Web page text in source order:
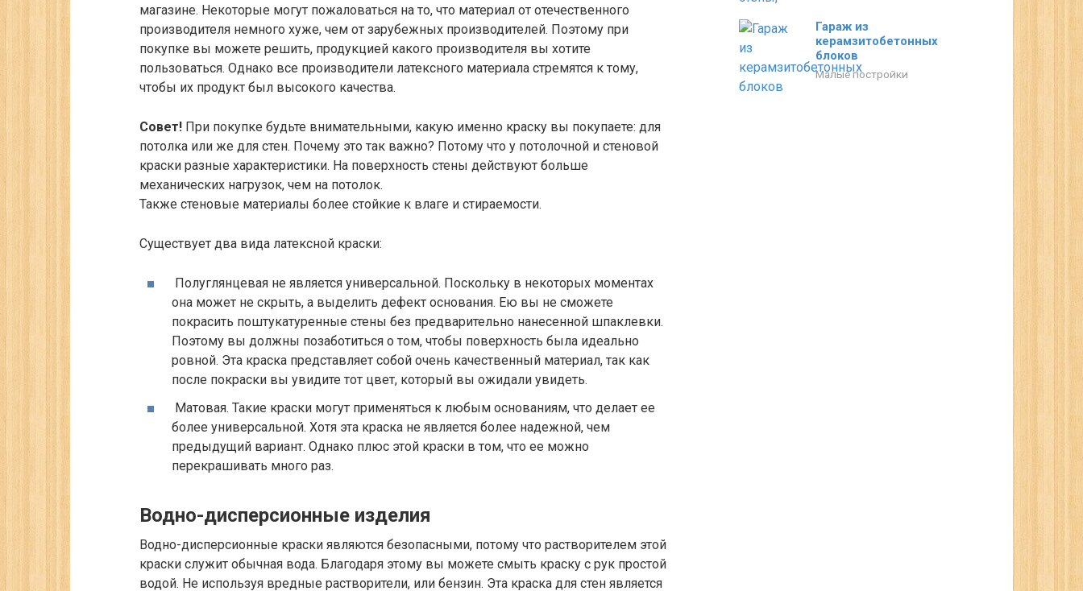
магазине. Некоторые могут пожаловаться на то, что материал от отечественного
производителя немного хуже, чем от зарубежных производителей. Поэтому при
покупке вы можете решить, продукцией какого производителя вы хотите
пользоваться. Однако все производители латексного материала стремятся к тому,
чтобы их продукт был высокого качества.
Совет! При покупке будьте внимательными, какую именно краску вы покупаете: для
потолка или же для стен. Почему это так важно? Потому что у потолочной и стеновой
краски разные характеристики. На поверхность стены действуют больше
механических нагрузок, чем на потолок.
Также стеновые материалы более стойкие к влаге и стираемости.
Существует два вида латексной краски:
Полуглянцевая не является универсальной. Поскольку в некоторых моментах
она может не скрыть, а выделить дефект основания. Ею вы не сможете
покрасить поштукатуренные стены без предварительно нанесенной шпаклевки.
Поэтому вы должны позаботиться о том, чтобы поверхность была идеально
ровной. Эта краска представляет собой очень качественный материал, так как
после покраски вы увидите тот цвет, который вы ожидали увидеть.
Матовая. Такие краски могут применяться к любым основаниям, что делает ее
более универсальной. Хотя эта краска не является более надежной, чем
предыдущий вариант. Однако плюс этой краски в том, что ее можно
перекрашивать много раз.
Водно-дисперсионные изделия
Водно-дисперсионные краски являются безопасными, потому что растворителем этой
краски служит обычная вода. Благодаря этому вы можете смыть краску с рук простой
водой. Не используя вредные растворители, или бензин. Эта краска для стен является
Гараж из
керамзитобетонных
блоков
Малые постройки